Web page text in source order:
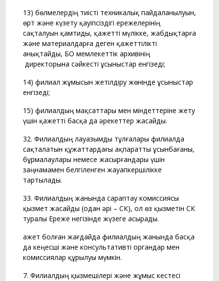
13) бөлмелердің тиісті техникалық пайдаланылуын,
өрт және күзету қауіпсіздігі ережелерінің
сақталуын қамтиды, қажетті мүлікке, жабдықтарға
және материалдарға деген қажеттілікті
анықтайды, БҚО мемлекеттік архивінің
директорына сәйкесті ұсыныстар енгізеді;
14) филиал жұмысын жетілдіру жөнінде ұсыныстар
енгізеді;
15) филиалдың мақсаттары мен міндеттеріне жету
үшін қажетті басқа да әрекеттер жасайды.
32. Филиалдың лауазымды тұлғалары филиалда
сақталатын құжаттардағы ақпаратты ұсынбағаны,
бұрмалаулары немесе жасырғандары үшін
заңнамамен белгіленген жауапкершілікке
тартылады.
33. Филиалдың жанында сараптау комиссиясы
қызмет жасайды (одан әрі – СК), ол өз қызметін СК
туралы Ереже негізінде жүзеге асырады.
Қажет болған жағдайда филиалдың жанында басқа
да кеңесші және консультативті органдар мен
комиссиялар құрылуы мүмкін.
7. Филиалдың қызмешілері және жұмыс кестесі